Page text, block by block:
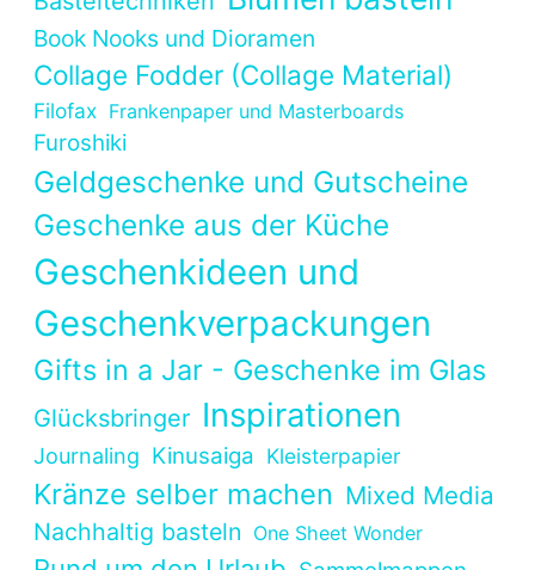
Book Nooks und Dioramen
Collage Fodder (Collage Material)
Filofax Frankenpaper und Masterboards
Furoshiki
Geldgeschenke und Gutscheine
Geschenke aus der Küche
Geschenkideen und
Geschenkverpackungen
Gifts in a Jar - Geschenke im Glas
Glücksbringer Inspirationen
Journaling Kinusaiga Kleisterpapier
Kränze selber machen Mixed Media
Nachhaltig basteln One Sheet Wonder